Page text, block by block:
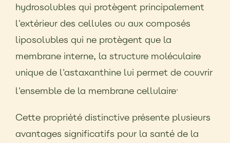
hydrosolubles qui protègent principalement
l'extérieur des cellules ou aux composés
liposolubles qui ne protègent que la
membrane interne, la structure moléculaire
unique de l'astaxanthine lui permet de couvrir
l'ensemble de la membrane cellulaire.
Cette propriété distinctive présente plusieurs
avantages significatifs pour la santé de la